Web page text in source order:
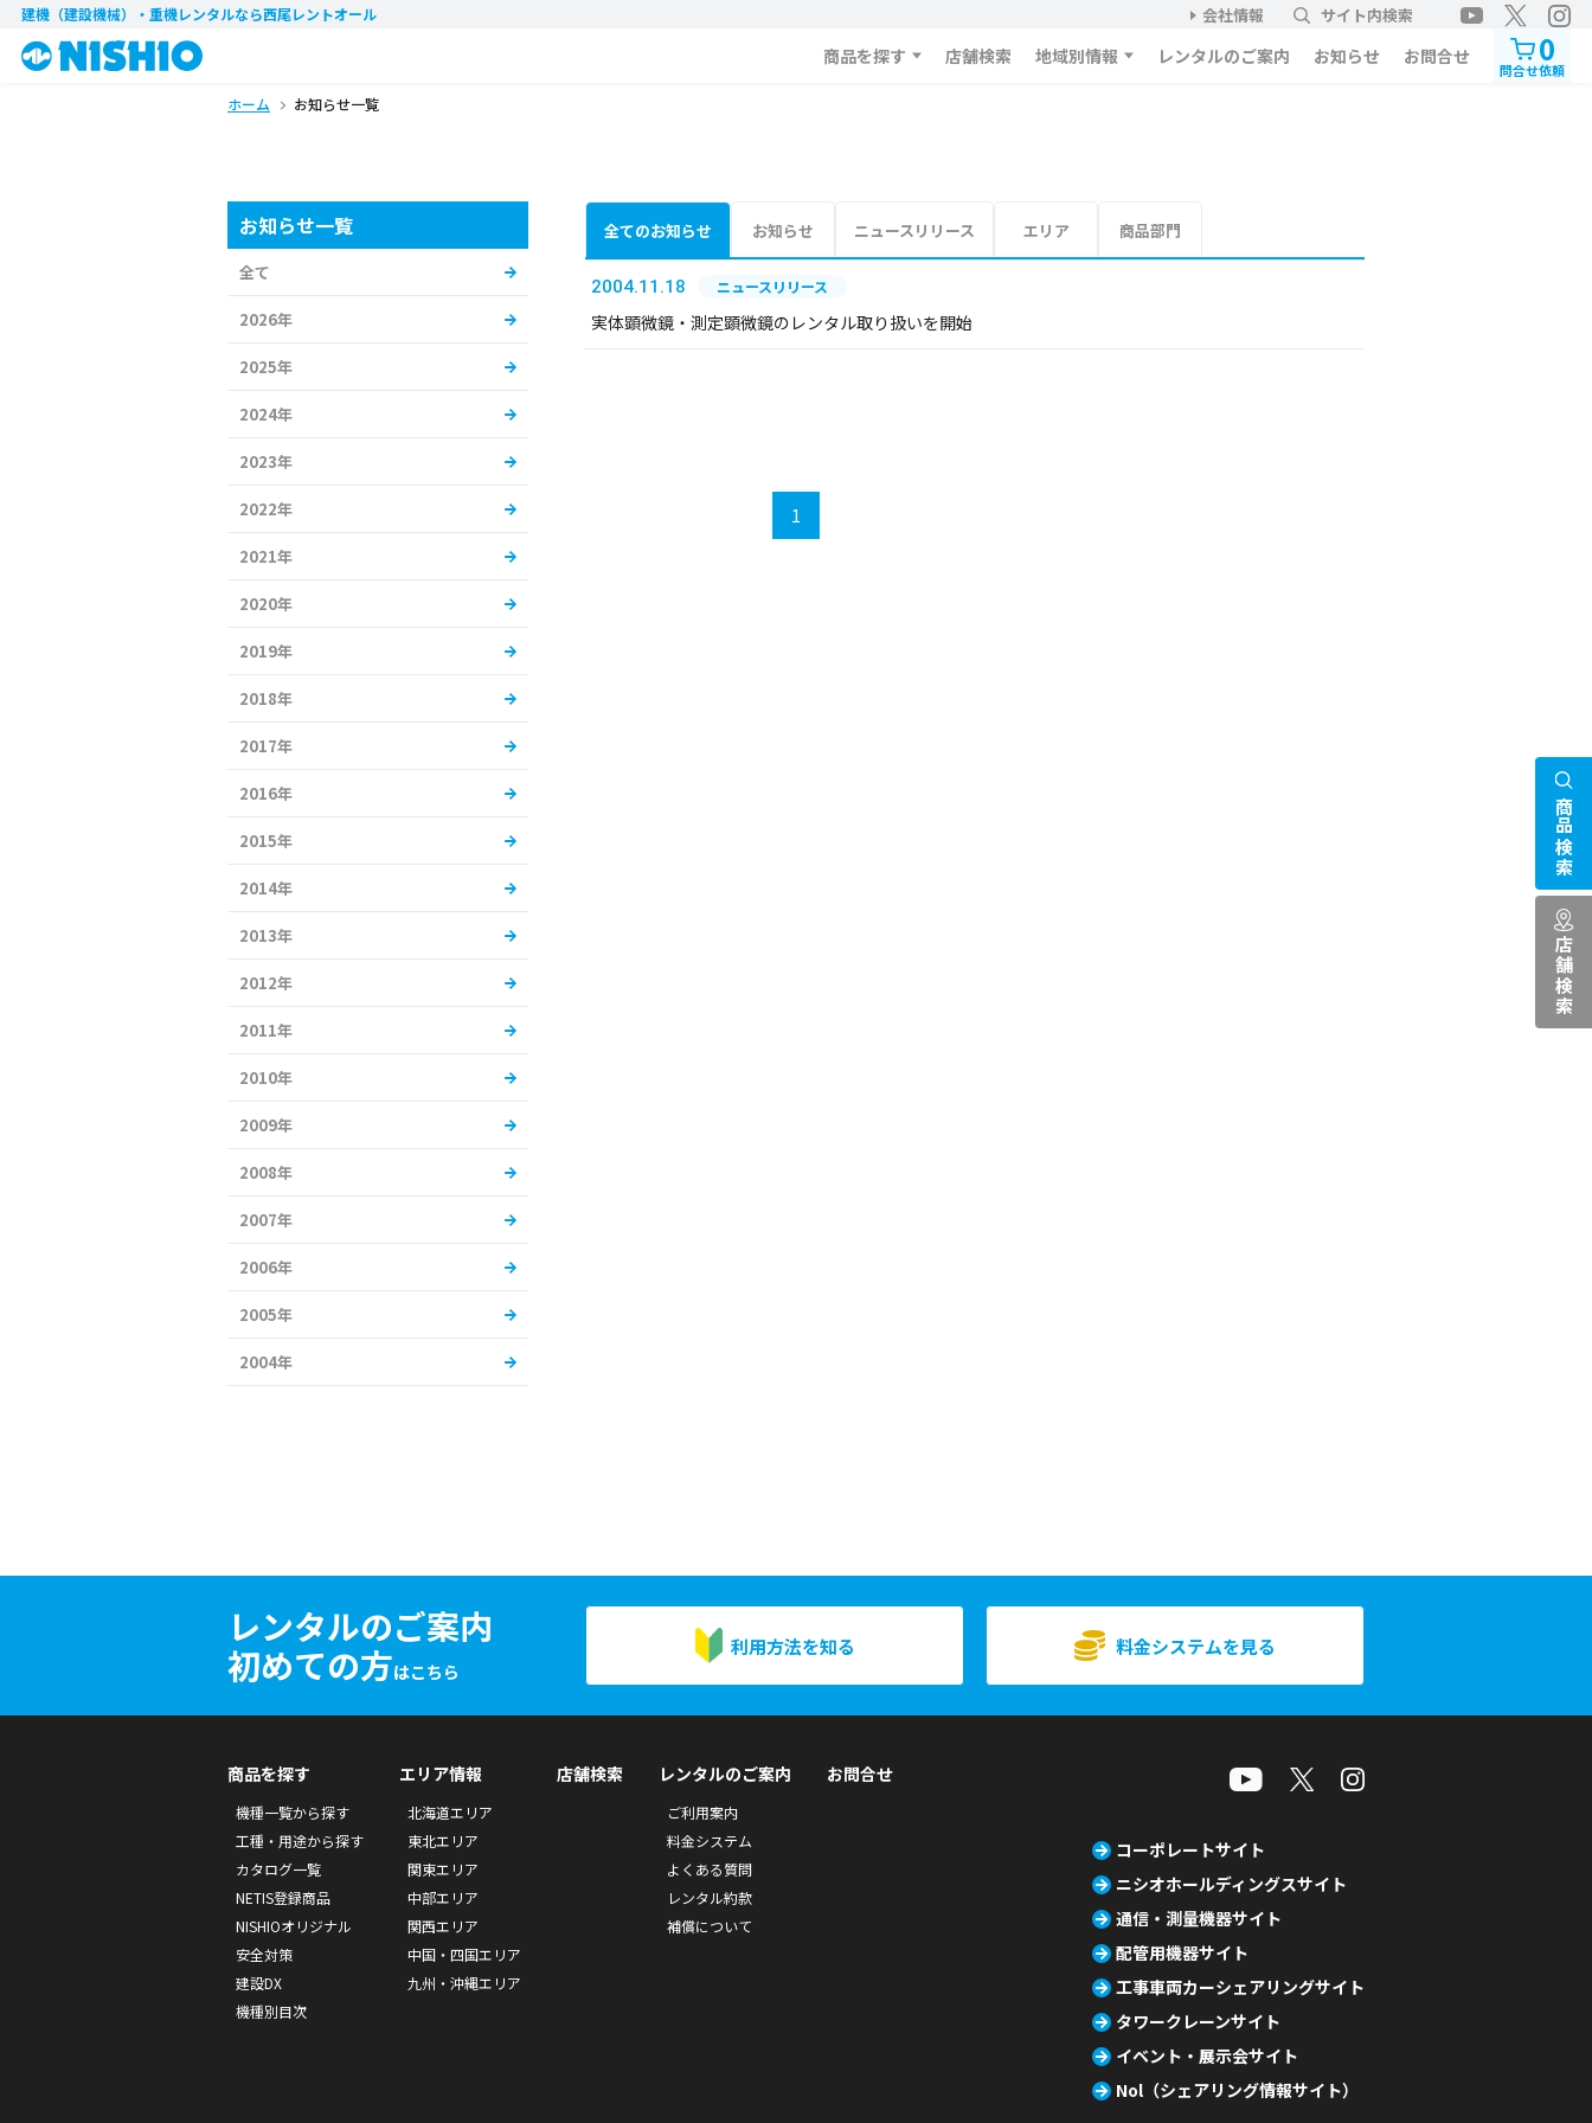
建機（建設機械）・重機レンタルなら西尾レントオール 会社情報 サイト内検索
商品を探す 店舗検索 地域別情報 レンタルのご案内 お知らせ お問合せ 0
問合せ依頼
ホーム お知らせ一覧
全てのお知らせ お知らせ ニュースリリース エリア 商品部門
2004.11.18 ニュースリリース
実体顕微鏡・測定顕微鏡のレンタル取り扱いを開始
1
お知らせ一覧
全て
2026年
2025年
2024年
2023年
2022年
2021年
2020年
2019年
2018年
2017年
2016年
2015年
2014年
2013年
2012年
2011年
2010年
2009年
2008年
2007年
2006年
2005年
2004年
レンタルのご案内
初めての方はこちら
利用方法を知る 料金システムを見る
商品検索
店舗検索
商品を探す
機種一覧から探す
工種・用途から探す
カタログ一覧
NETIS登録商品
NISHIOオリジナル
安全対策
建設DX
機種別目次
エリア情報
北海道エリア
東北エリア
関東エリア
中部エリア
関西エリア
中国・四国エリア
九州・沖縄エリア
店舗検索 レンタルのご案内
ご利用案内
料金システム
よくある質問
レンタル約款
補償について
お問合せ
コーポレートサイト
ニシオホールディングスサイト
通信・測量機器サイト
配管用機器サイト
工事車両カーシェアリングサイト
タワークレーンサイト
イベント・展示会サイト
Nol（シェアリング情報サイト）